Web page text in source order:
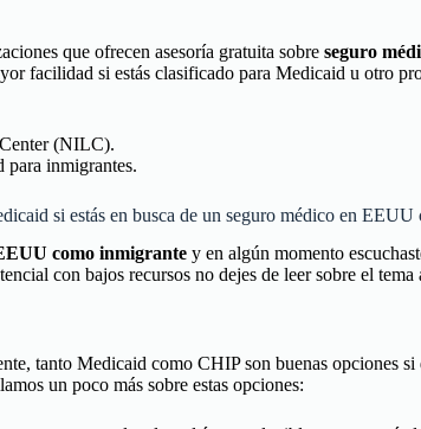
que ofrecen asesoría gratuita sobre seguro
facilidad si estás clasificado para Medicaid u otro
(NILC).
para inmigrantes.
si estás en busca de un seguro médico en
como inmigrante y en algún momento
con bajos recursos no dejes de leer sobre el
tanto Medicaid como CHIP son buenas opciones si
un poco más sobre estas opciones: